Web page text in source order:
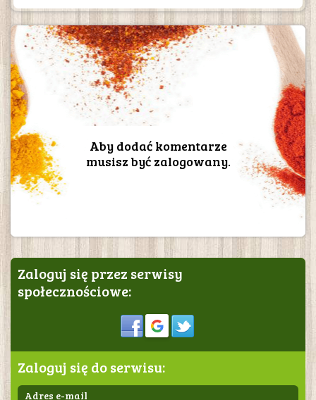
Aby dodać komentarze
musisz być zalogowany.
Zaloguj się przez serwisy
społecznościowe:
Sign in
Zaloguj się do serwisu: